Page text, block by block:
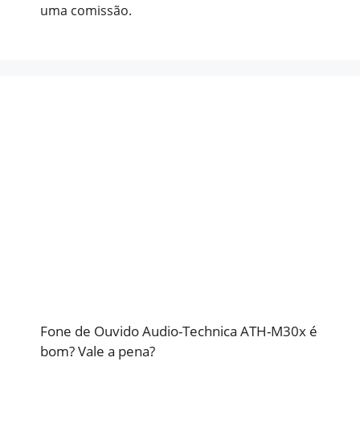
uma comissão.
Fone de Ouvido Audio-Technica ATH-M30x é
bom? Vale a pena?